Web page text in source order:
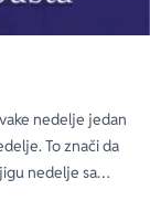
nedelje jedan
To znači da
nedelje sa